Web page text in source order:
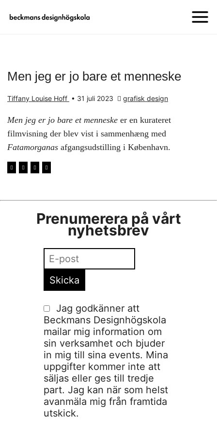
Men jeg er jo bare et menneske
Tiffany Louise Hoff • 31 juli 2023 grafisk design
Men jeg er jo bare et menneske er en kurateret
filmvisning der blev vist i sammenhæng med
Fatamorganas afgangsudstilling i København.
Prenumerera på vårt
nyhetsbrev
Jag godkänner att
Beckmans Designhögskola
mailar mig information om
sin verksamhet och bjuder
in mig till sina events. Mina
uppgifter kommer inte att
säljas eller ges till tredje
part. Jag kan när som helst
avanmäla mig från framtida
utskick.